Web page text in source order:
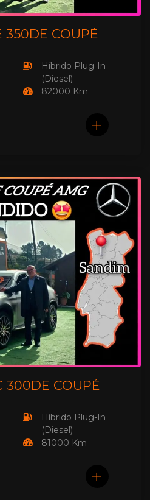
350DE COUPÉ
Híbrido Plug-In
(Diesel)
82000 Km
300DE COUPÉ
Híbrido Plug-In
(Diesel)
81000 Km